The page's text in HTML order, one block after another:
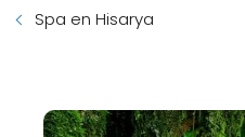
Spa en Hisarya